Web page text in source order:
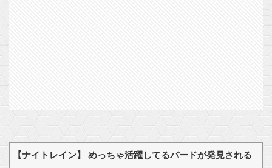
【ナイトレイン】 めっちゃ活躍してるバードが発見される